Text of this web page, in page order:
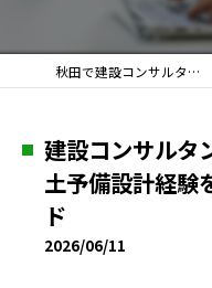
秋田で建設コンサルタントの求人なら興建エンジニアリング株式会社
建設コンサルタ
土予備設計経験
ド
2026/06/11